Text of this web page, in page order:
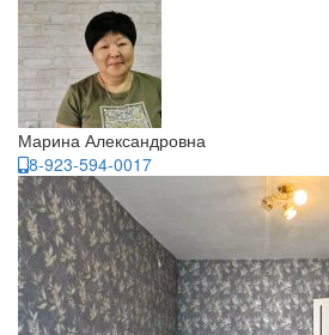
Марина Александровна
8-923-594-0017